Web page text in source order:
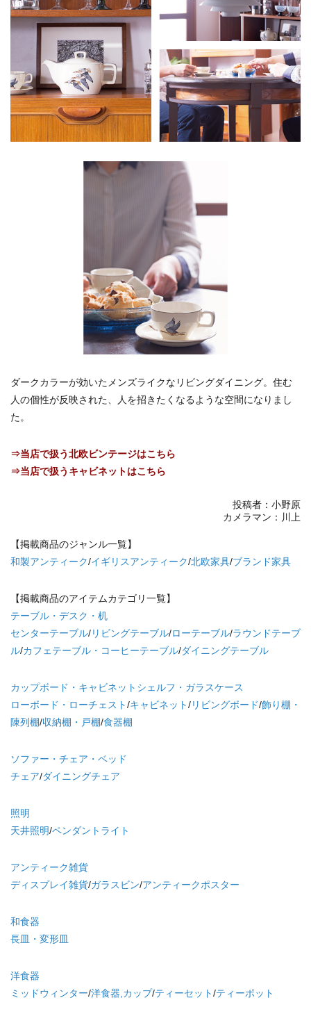
ダークカラーが効いたメンズライクなリビングダイニング。住む
人の個性が反映された、人を招きたくなるような空間になりまし
た。
⇒当店で扱う北欧ビンテージはこちら
⇒当店で扱うキャビネットはこちら
投稿者：小野原
カメラマン：川上
【掲載商品のジャンル一覧】
和製アンティーク/イギリスアンティーク/北欧家具/ブランド家具
【掲載商品のアイテムカテゴリ一覧】
テーブル・デスク・机
センターテーブル/リビングテーブル/ローテーブル/ラウンドテーブ
ル/カフェテーブル・コーヒーテーブル/ダイニングテーブル
カップボード・キャビネットシェルフ・ガラスケース
ローボード・ローチェスト/キャビネット/リビングボード/飾り棚・
陳列棚/収納棚・戸棚/食器棚
ソファー・チェア・ベッド
チェア/ダイニングチェア
照明
天井照明/ペンダントライト
アンティーク雑貨
ディスプレイ雑貨/ガラスビン/アンティークポスター
和食器
長皿・変形皿
洋食器
ミッドウィンター/洋食器,カップ/ティーセット/ティーポット